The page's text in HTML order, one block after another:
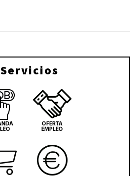
Servicios